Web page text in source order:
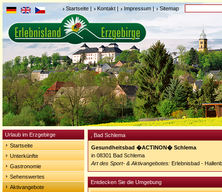
Startseite | Kontakt | Impressum| Sitemap
Urlaub im Erzgebirge
Startseite
Unterkünfte
Gastronomie
Sehenswertes
Aktivangebote
, Bad Schlema
Gesundheitsbad �ACTINON� Schlema
in 08301 Bad Schlema
Art des Sport- & Aktivangebotes: Erlebnisbad -
Entdecken Sie die Umgebung